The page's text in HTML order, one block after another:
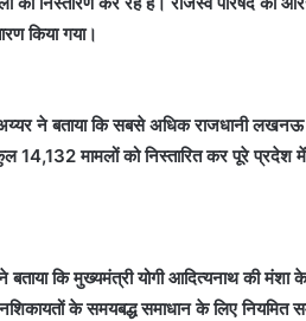
किया गया।
ने बताया कि सबसे अधिक राजधानी
14,132 मामलों को निस्तारित कर पूरे
कि मुख्यमंत्री योगी आदित्यनाथ की मंशा
के समयबद्ध समाधान के लिए नियमित